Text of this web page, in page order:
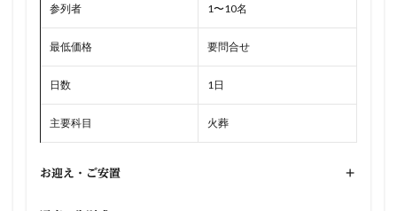
参列者 1〜10名
最低価格 要問合せ
日数 1日
主要科目 火葬
お迎え・ご安置 +